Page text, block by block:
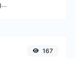
Gere um hash SHA-384 para qualquer entrada de texto.
167